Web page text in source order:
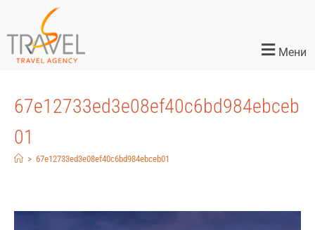
Мени
67e12733ed3e08ef40c6bd984ebceb
01
> 67e12733ed3e08ef40c6bd984ebceb01